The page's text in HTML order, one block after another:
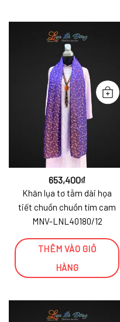
653,400₫
Khăn lụa tơ tằm dài họa
tiết chuồn chuồn tím cam
MNV-LNL40180/12
THÊM VÀO GIỎ
HÀNG